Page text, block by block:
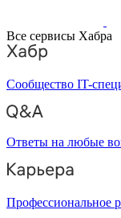
Все сервисы Хабра
Сообщество IT-
Ответы на любые
Профессиональное